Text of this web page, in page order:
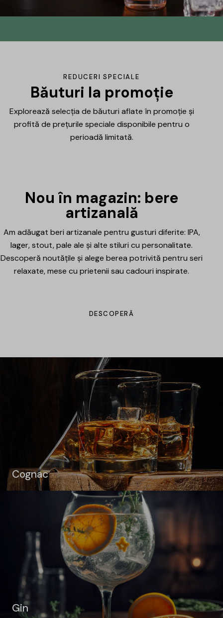
DrinksHub
mulțumire ți-am pregătit un mic cadou.
Află mai multe
REDUCERI SPECIALE
Băuturi la promoție
Explorează selecția de băuturi aflate în promoție și
profită de prețurile speciale disponibile pentru o
perioadă limitată.
Nou în magazin: bere
artizanală
Am adăugat beri artizanale pentru gusturi diferite: IPA,
lager, stout, pale ale și alte stiluri cu personalitate.
Descoperă noutățile și alege berea potrivită pentru seri
relaxate, mese cu prietenii sau cadouri inspirate.
DESCOPERĂ
Cognac
Gin